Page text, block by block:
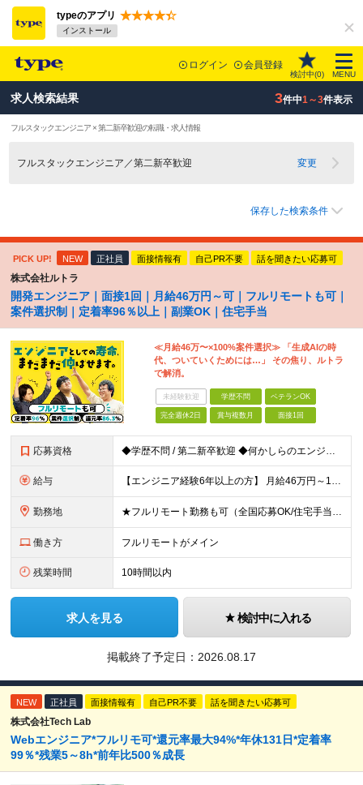
typeのアプリ
インストール
ログイン 会員登録
検討中(0) MENU
求人検索結果 3件中1～3件表示
フルスタックエンジニア × 第二新卒歓迎の転職・求人情報
フルスタックエンジニア／第二新卒歓迎 変更
保存した検索条件
PICK UP! NEW 正社員 面接情報有 自己PR不要 話を聞きたい応募可
株式会社ルトラ
開発エンジニア｜面接1回｜月給46万円～可｜フルリモートも可｜
案件選択制｜定着率96％以上｜副業OK｜住宅手当
≪月給46万〜×100%案件選択≫ 「生成AIの時
代、ついていくためには…」 その焦り、ルトラ
で解消。
未経験歓迎 学歴不問 ベテランOK
完全週休2日 賞与複数月 面接1回
応募資格 ◆学歴不問 / 第二新卒歓迎 ◆何かしらのエンジニア経験をお持ちの方 （言語・期間・フェーズ不問） 経験浅めの方も遠慮なくご応募ください！ ■入社前Q＆A ────── ◎実力に見合った報酬が手に
給与 【エンジニア経験6年以上の方】 月給46万円～100万円（固定残業代含む） ※上記月給には月30時間分の固定残業代（月8万7,400円～月19万円）を含む。超過分は全額支給。 【エンジニア経験4年以
勤務地 ★フルリモート勤務も可（全国応募OK/住宅手当を支給します） ※案件によって常駐が必要になる場合があります。 ※希望がない限り、転勤はありません ※U・Iターン歓迎 ★ルトラの社員は全国各地で活躍中
働き方 フルリモートがメイン
残業時間 10時間以内
求人を見る 検討中に入れる
掲載終了予定日： 2026.08.17
NEW 正社員 面接情報有 自己PR不要 話を聞きたい応募可
株式会社Tech Lab
Webエンジニア*フルリモ可*還元率最大94%*年休131日*定着率
99％*残業5～8h*前年比500％成長